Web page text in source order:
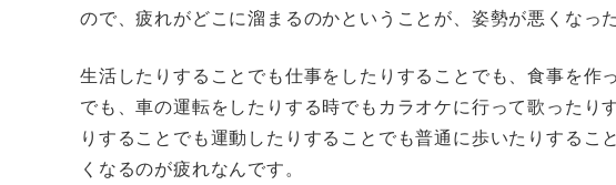
ので、疲れがどこに溜まるのかということが、姿勢が悪くなっ
生活したりすることでも仕事をしたりすることでも、食事を作
でも、車の運転をしたりする時でもカラオケに行って歌ったり
りすることでも運動したりすることでも普通に歩いたりするこ
くなるのが疲れなんです。